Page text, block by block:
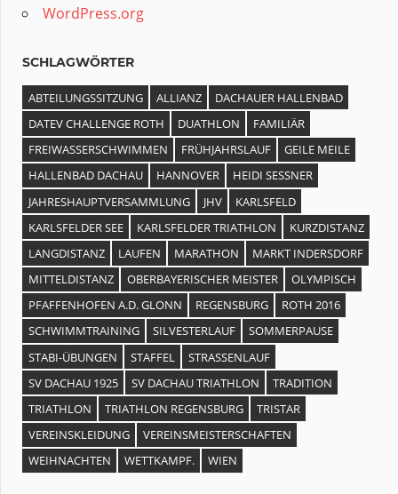
WordPress.org
SCHLAGWÖRTER
ABTEILUNGSSITZUNG ALLIANZ
DACHAUER HALLENBAD
DATEV CHALLENGE ROTH
DUATHLON
FAMILIÄR
FREIWASSERSCHWIMMEN
FRÜHJAHRSLAUF
GEILE MEILE
HALLENBAD DACHAU
HANNOVER
HEIDI SESSNER
JAHRESHAUPTVERSAMMLUNG
JHV
KARLSFELD
KARLSFELDER SEE
KARLSFELDER TRIATHLON
KURZDISTANZ
LANGDISTANZ
LAUFEN MARATHON
MARKT INDERSDORF
MITTELDISTANZ
OBERBAYERISCHER MEISTER
OLYMPISCH
PFAFFENHOFEN A.D. GLONN
REGENSBURG
ROTH 2016
SCHWIMMTRAINING
SILVESTERLAUF
SOMMERPAUSE
STABI-ÜBUNGEN
STAFFEL
STRASSENLAUF
SV DACHAU 1925
SV DACHAU TRIATHLON
TRADITION
TRIATHLON
TRIATHLON REGENSBURG
TRISTAR
VEREINSKLEIDUNG
VEREINSMEISTERSCHAFTEN
WEIHNACHTEN
WETTKAMPF. WIEN